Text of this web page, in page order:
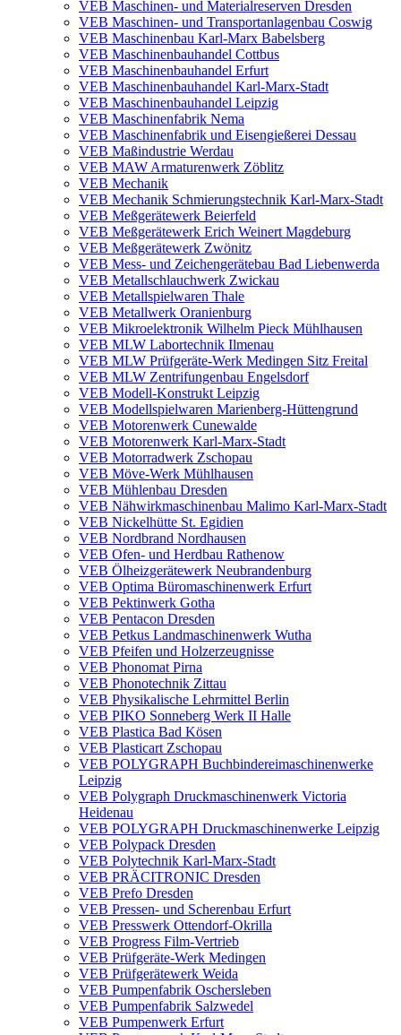
VEB Maschinen- und Materialreserven Dresden
VEB Maschinen- und Transportanlagenbau Coswig
VEB Maschinenbau Karl-Marx Babelsberg
VEB Maschinenbauhandel Cottbus
VEB Maschinenbauhandel Erfurt
VEB Maschinenbauhandel Karl-Marx-Stadt
VEB Maschinenbauhandel Leipzig
VEB Maschinenfabrik Nema
VEB Maschinenfabrik und Eisengießerei Dessau
VEB Maßindustrie Werdau
VEB MAW Armaturenwerk Zöblitz
VEB Mechanik
VEB Mechanik Schmierungstechnik Karl-Marx-Stadt
VEB Meßgerätewerk Beierfeld
VEB Meßgerätewerk Erich Weinert Magdeburg
VEB Meßgerätewerk Zwönitz
VEB Mess- und Zeichengerätebau Bad Liebenwerda
VEB Metallschlauchwerk Zwickau
VEB Metallspielwaren Thale
VEB Metallwerk Oranienburg
VEB Mikroelektronik Wilhelm Pieck Mühlhausen
VEB MLW Labortechnik Ilmenau
VEB MLW Prüfgeräte-Werk Medingen Sitz Freital
VEB MLW Zentrifungenbau Engelsdorf
VEB Modell-Konstrukt Leipzig
VEB Modellspielwaren Marienberg-Hüttengrund
VEB Motorenwerk Cunewalde
VEB Motorenwerk Karl-Marx-Stadt
VEB Motorradwerk Zschopau
VEB Möve-Werk Mühlhausen
VEB Mühlenbau Dresden
VEB Nähwirkmaschinenbau Malimo Karl-Marx-Stadt
VEB Nickelhütte St. Egidien
VEB Nordbrand Nordhausen
VEB Ofen- und Herdbau Rathenow
VEB Ölheizgerätewerk Neubrandenburg
VEB Optima Büromaschinenwerk Erfurt
VEB Pektinwerk Gotha
VEB Pentacon Dresden
VEB Petkus Landmaschinenwerk Wutha
VEB Pfeifen und Holzerzeugnisse
VEB Phonomat Pirna
VEB Phonotechnik Zittau
VEB Physikalische Lehrmittel Berlin
VEB PIKO Sonneberg Werk II Halle
VEB Plastica Bad Kösen
VEB Plasticart Zschopau
VEB POLYGRAPH Buchbindereimaschinenwerke
Leipzig
VEB Polygraph Druckmaschinenwerk Victoria
Heidenau
VEB POLYGRAPH Druckmaschinenwerke Leipzig
VEB Polypack Dresden
VEB Polytechnik Karl-Marx-Stadt
VEB PRÄCITRONIC Dresden
VEB Prefo Dresden
VEB Pressen- und Scherenbau Erfurt
VEB Presswerk Ottendorf-Okrilla
VEB Progress Film-Vertrieb
VEB Prüfgeräte-Werk Medingen
VEB Prüfgerätewerk Weida
VEB Pumpenfabrik Oschersleben
VEB Pumpenfabrik Salzwedel
VEB Pumpenwerk Erfurt